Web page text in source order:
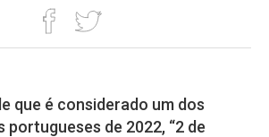
que é considerado um dos
portugueses de 2022, “2 de